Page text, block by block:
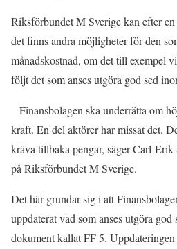
Riksförbundet M Sverige kan efter
det finns andra möjligheter för den
månadskostnad, om det till exempel
följt det som anses utgöra god sed
– Finansbolagen ska underrätta om
kraft. En del aktörer har missat det.
kräva tillbaka pengar, säger Carl-
på Riksförbundet M Sverige.
Det här grundar sig i att
uppdaterat vad som anses utgöra
dokument kallat FF 5.